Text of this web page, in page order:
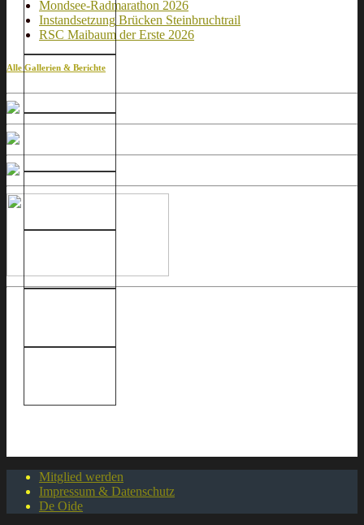
Mondsee-Radmarathon 2026
Instandsetzung Brücken Steinbruchtrail
RSC Maibaum der Erste 2026
Alle Gallerien & Berichte
Mitglied werden
Impressum & Datenschutz
De Oide